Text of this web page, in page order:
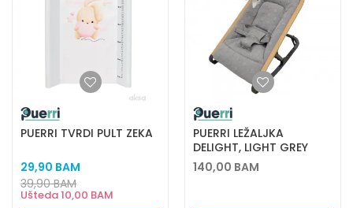
PUERRI TVRDI PULT ZEKA
29,90 BAM
Ušteda10,00 BAM
39,90BAM
PUERRI LEŽALJKA
DELIGHT, LIGHT GREY
140,00 BAM